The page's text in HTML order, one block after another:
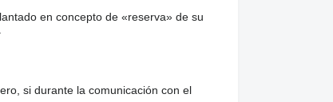
en concepto de «reserva» de su
si durante la comunicación con el